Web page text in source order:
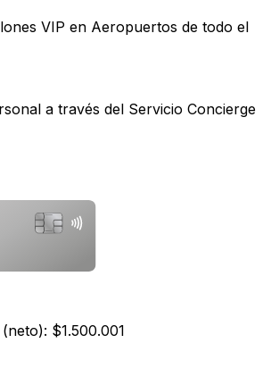
VIP en Aeropuertos de todo el
a través del Servicio Concierge
$1.500.001